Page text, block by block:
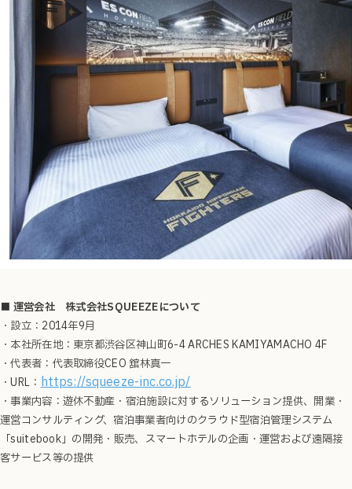
■ 運営会社 株式会社SQUEEZEについて
・設立：2014年9月
・本社所在地：東京都渋谷区神山町6-4 ARCHES KAMIYAMACHO 4F
・代表者：代表取締役CEO 舘林真一
・URL： https://squeeze-inc.co.jp/
・事業内容：遊休不動産・宿泊施設に対するソリューション提供、開業・
運営コンサルティング、宿泊事業者向けのクラウド型宿泊管理システム
「suitebook」の開発・販売、スマートホテルの企画・運営および遠隔接
客サービス等の提供